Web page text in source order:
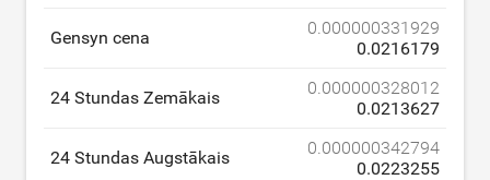
Gensyn cena
0.000000331929
0.0216179
24 Stundas Zemākais
0.000000328012
0.0213627
24 Stundas Augstākais
0.000000342794
0.0223255